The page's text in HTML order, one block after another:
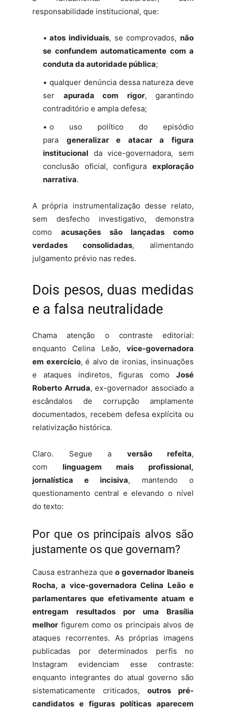
responsabilidade institucional, que:
atos individuais, se comprovados, não
se confundem automaticamente com a
conduta da autoridade pública;
qualquer denúncia dessa natureza deve
ser apurada com rigor, garantindo
contraditório e ampla defesa;
o uso político do episódio
para generalizar e atacar a figura
institucional da vice-governadora, sem
conclusão oficial, configura exploração
narrativa.
A própria instrumentalização desse relato,
sem desfecho investigativo, demonstra
como acusações são lançadas como
verdades consolidadas, alimentando
julgamento prévio nas redes.
Dois pesos, duas medidas
e a falsa neutralidade
Chama atenção o contraste editorial:
enquanto Celina Leão, vice-governadora
em exercício, é alvo de ironias, insinuações
e ataques indiretos, figuras como José
Roberto Arruda, ex-governador associado a
escândalos de corrupção amplamente
documentados, recebem defesa explícita ou
relativização histórica.
Claro. Segue a versão refeita,
com linguagem mais profissional,
jornalística e incisiva, mantendo o
questionamento central e elevando o nível
do texto:
Por que os principais alvos são
justamente os que governam?
Causa estranheza queo governador Ibaneis
Rocha, a vice-governadora Celina Leão e
parlamentares que efetivamente atuam e
entregam resultados por uma Brasília
melhor figurem como os principais alvos de
ataques recorrentes. As próprias imagens
publicadas por determinados perfis no
Instagram evidenciam esse contraste:
enquanto integrantes do atual governo são
sistematicamente criticados, outros pré-
candidatos e figuras políticas aparecem